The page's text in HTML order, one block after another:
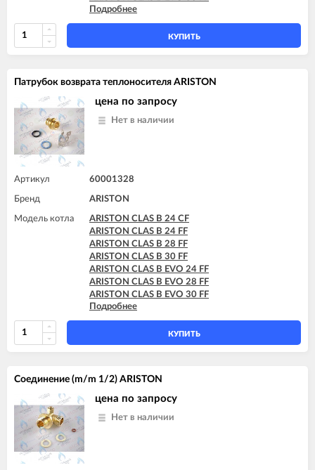
ARISTON CLAS B X 24 FF
ARISTON CLAS B X 28 FF
Подробнее
КУПИТЬ
Патрубок возврата теплоносителя ARISTON
цена по запросу
Нет в наличии
Артикул 60001328
Бренд ARISTON
Модель котла
ARISTON CLAS B 24 CF
ARISTON CLAS B 24 FF
ARISTON CLAS B 28 FF
ARISTON CLAS B 30 FF
ARISTON CLAS B EVO 24 FF
ARISTON CLAS B EVO 28 FF
ARISTON CLAS B EVO 30 FF
ARISTON CLAS B X 24 FF
ARISTON CLAS B X 28 FF
Подробнее
КУПИТЬ
Соединение (m/m 1/2) ARISTON
цена по запросу
Нет в наличии